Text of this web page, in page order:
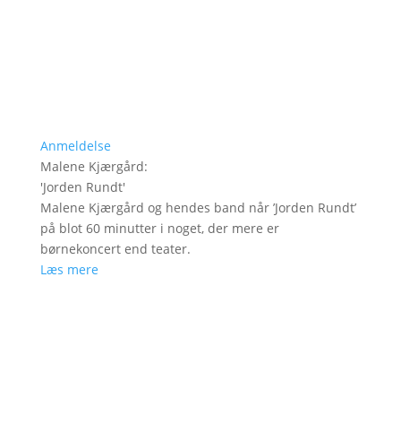
Anmeldelse
Malene Kjærgård:
'Jorden Rundt'
Malene Kjærgård og hendes band når ’Jorden Rundt’
på blot 60 minutter i noget, der mere er
børnekoncert end teater.
Læs mere